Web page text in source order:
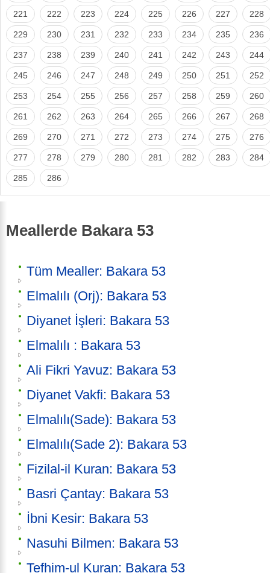
221 222 223 224 225 226 227 228
229 230 231 232 233 234 235 236
237 238 239 240 241 242 243 244
245 246 247 248 249 250 251 252
253 254 255 256 257 258 259 260
261 262 263 264 265 266 267 268
269 270 271 272 273 274 275 276
277 278 279 280 281 282 283 284
285 286
Meallerde Bakara 53
Tüm Mealler: Bakara 53
Elmalılı (Orj): Bakara 53
Diyanet İşleri: Bakara 53
Elmalılı : Bakara 53
Ali Fikri Yavuz: Bakara 53
Diyanet Vakfi: Bakara 53
Elmalılı(Sade): Bakara 53
Elmalılı(Sade 2): Bakara 53
Fizilal-il Kuran: Bakara 53
Basri Çantay: Bakara 53
İbni Kesir: Bakara 53
Nasuhi Bilmen: Bakara 53
Tefhim-ul Kuran: Bakara 53